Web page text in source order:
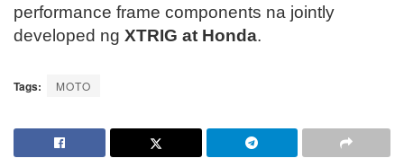
performance frame components na jointly
developed ng XTRIG at Honda.
Tags: MOTO